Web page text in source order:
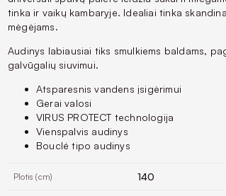
tinka ir vaikų kambaryje. Idealiai tinka
mėgėjams.
Audinys labiausiai tiks smulkiems baldams,
galvūgalių siuvimui.
Atsparesnis vandens įsigėrimui
Gerai valosi
VIRUS PROTECT technologija
Vienspalvis audinys
Bouclé tipo audinys
Plotis (cm) 140